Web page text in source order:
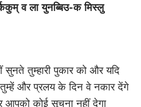
व ला युनब्बिउ-क मिस्लु
सुनते तुम्हारी पुकार को और यदि
और प्रलय के दिन वे नकार देंगे
आपको कोई सूचना नहीं देगा